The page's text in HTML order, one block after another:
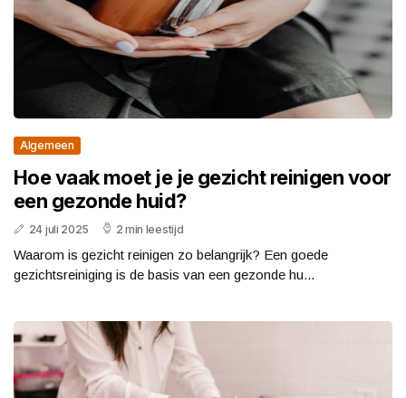
Algemeen
Hoe vaak moet je je gezicht reinigen voor
een gezonde huid?
24 juli 2025 2 min leestijd
Waarom is gezicht reinigen zo belangrijk? Een goede
gezichtsreiniging is de basis van een gezonde hu...